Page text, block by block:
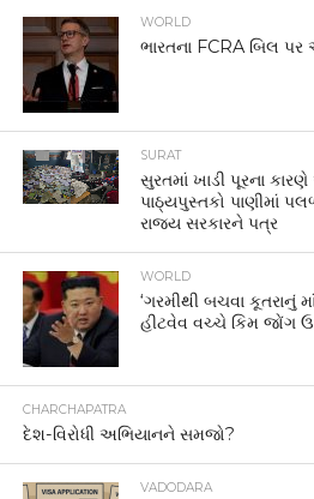
WORLD
ભારતના FCRA બિલ પર
SURAT
સુરતમાં ખાડી પૂરના
પાઠ્યપુસ્તકો પાણીમાં
રાજ્ય સરકારને પત્ર
WORLD
‘ગરમીથી બચવા કૂતરાનું
હીટવેવ વચ્ચે કિમ જોંગ
CHARCHAPATRA
દેશ-વિરોધી અભિયાનને સમજો?
VADODARA